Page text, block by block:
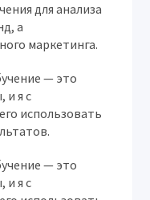
для анализа
а
маркетинга.
— это
и я с
использовать
— это
и я с